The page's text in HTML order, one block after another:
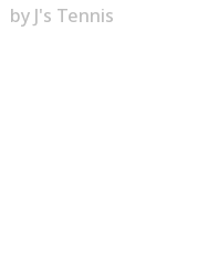
by J's Tennis